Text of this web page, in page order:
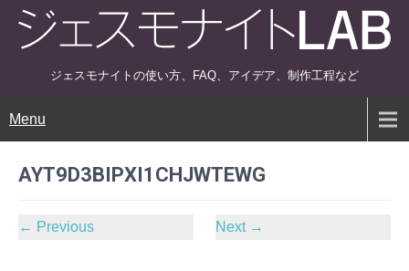
ジェスモナイトの使い方、FAQ、アイデア、制作工程など
Menu
AYT9D3BIPXI1CHJWTEWG
← Previous Next →